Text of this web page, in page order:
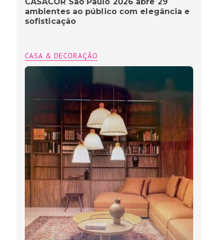
CASACOR São Paulo 2026 abre 29
ambientes ao público com elegância e
sofisticação
CASA & DECORAÇÃO